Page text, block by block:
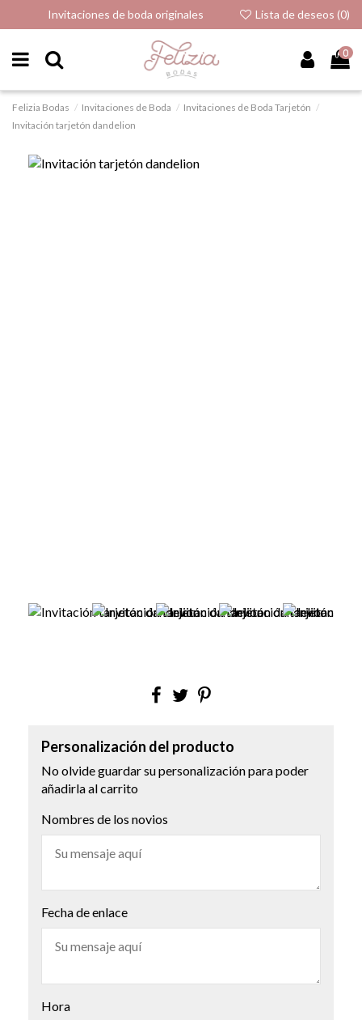
Invitaciones de boda originales Lista de deseos (0)
0
Felizia Bodas Invitaciones de Boda
Invitaciones de Boda Tarjetón
Invitación tarjetón dandelion
Personalización del producto
No olvide guardar su personalización para poder
añadirla al carrito
Nombres de los novios
Fecha de enlace
Hora